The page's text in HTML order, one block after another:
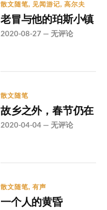
散文随笔, 见闻游记,高尔夫
老冒与他的珀斯小镇
2020-08-27 —无评论
散文随笔
故乡之外，春节仍在
2020-04-04 —无评论
散文随笔,有声
一个人的黄昏